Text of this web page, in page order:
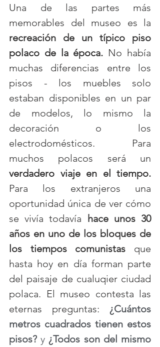
Una de las partes más
recreación de un típico piso
polaco de la época. No había
muchas diferencias entre los
pisos - los muebles solo
estaban disponibles en un par
de modelos, lo mismo la
decoración o los
electrodomésticos. Para
Para los extranjeros una
oportunidad única de ver cómo
se vivía todavía hace unos 30
años en uno de los bloques de
los tiempos comunistas que
hasta hoy en día forman parte
del paisaje de cualuqier ciudad
polaca. El museo contesta las
eternas preguntas: ¿Cuántos
metros cuadrados tienen estos
pisos? y ¿Todos son del mismo